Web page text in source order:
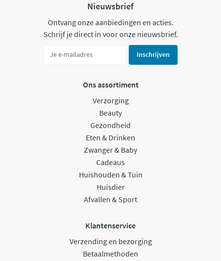
Nieuwsbrief
Ontvang onze aanbiedingen en acties.
Schrijf je direct in voor onze nieuwsbrief.
Inschrijven
Ons assortiment
Verzorging
Beauty
Gezondheid
Eten & Drinken
Zwanger & Baby
Cadeaus
Huishouden & Tuin
Huisdier
Afvallen & Sport
Klantenservice
Verzending en bezorging
Betaalmethoden